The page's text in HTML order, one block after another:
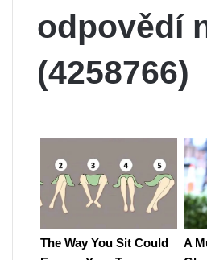
odpovědí
(4258766)